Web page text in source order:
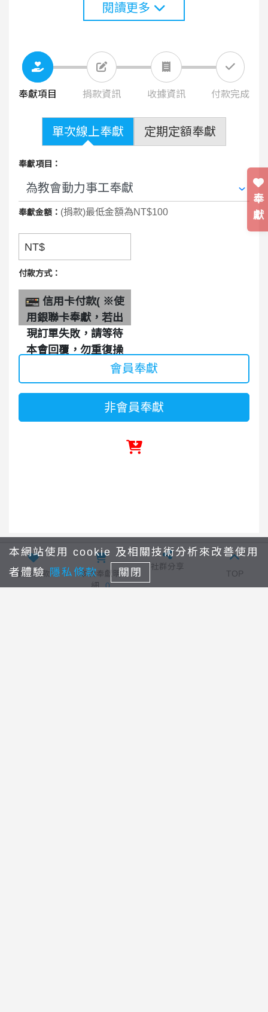
閱讀更多
奉獻項目 捐款資訊 收據資訊 付款完成
單次線上奉獻 定期定額奉獻
奉獻項目：
奉獻金額： (捐款)最低金額為NT$100
NT$
付款方式：
信用卡付款( ※使
用銀聯卡奉獻，若出
現訂單失敗，請等待
本會回覆，勿重復操
會員奉獻
非會員奉獻
劉璐加 回列表 禱告事工
奉
獻
我要捐款
本次奉獻明
細
0
社群分享
TOP
本網站使用 cookie 及相關技術分析來改善使用
者體驗 隱私條款 關閉